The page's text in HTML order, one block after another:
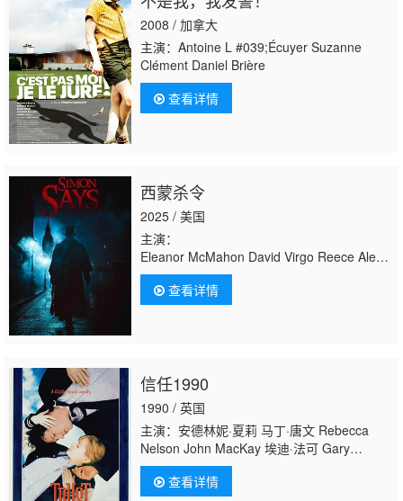
2008 / 加拿大
主演：Antoine L #039;Écuyer Suzanne
Clément Daniel Brière
查看详情
西蒙杀令
2025 / 美国
主演：
Eleanor McMahon David Virgo Reece
Putinas Leila Kotori 史蒂夫·M·西蒙斯 托尼·法
尔 Niko El Santo Zavero Hope Tyler Ann M
查看详情
信任1990
1990 / 英国
主演：安德林妮·夏莉 马丁·唐文 Rebecca
Nelson John MacKay 埃迪·法可 Gary
Sauer 马特·马洛伊 Suzanne Costollos Jeff
Howard 凯伦·西拉斯 汤姆·森 汉娜·沙利
查看详情